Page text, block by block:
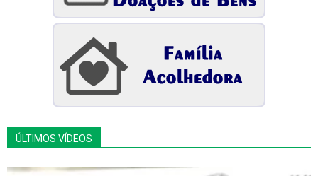
ÚLTIMOS VÍDEOS